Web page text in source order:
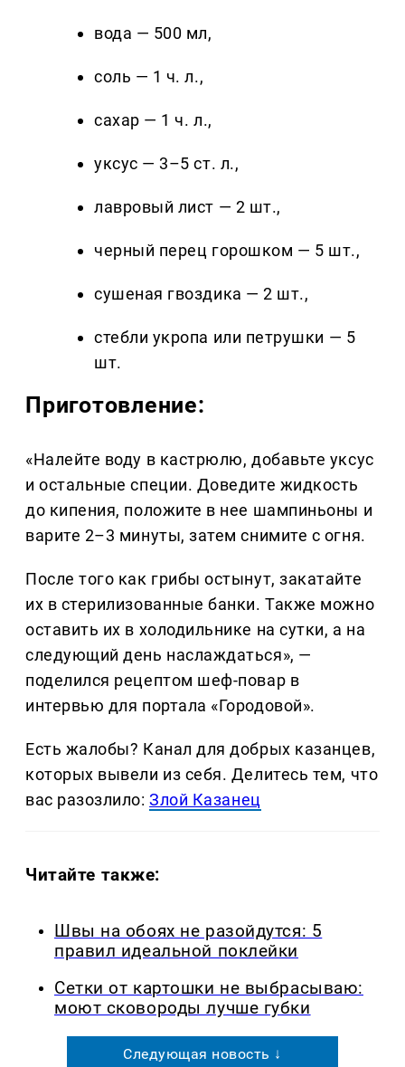
вода — 500 мл,
соль — 1 ч. л.,
сахар — 1 ч. л.,
уксус — 3–5 ст. л.,
лавровый лист — 2 шт.,
черный перец горошком — 5 шт.,
сушеная гвоздика — 2 шт.,
стебли укропа или петрушки — 5
шт.
Приготовление:
«Налейте воду в кастрюлю, добавьте уксус
и остальные специи. Доведите жидкость
до кипения, положите в нее шампиньоны и
варите 2–3 минуты, затем снимите с огня.
После того как грибы остынут, закатайте
их в стерилизованные банки. Также можно
оставить их в холодильнике на сутки, а на
следующий день наслаждаться», —
поделился рецептом шеф-повар в
интервью для портала «Городовой».
Есть жалобы? Канал для добрых казанцев,
которых вывели из себя. Делитеcь тем, что
вас разозлило:Злой Казанец
Читайте также:
Швы на обоях не разойдутся: 5
правил идеальной поклейки
Сетки от картошки не выбрасываю:
моют сковороды лучше губки
Следующая новость ↓